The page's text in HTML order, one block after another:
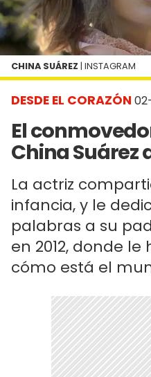
DESDE EL CORAZÓN
El
China Suárez
La actriz
infancia, y le
palabras a su
en 2012, donde
cómo está el
CHINA SUÁREZ | INSTAGRAM